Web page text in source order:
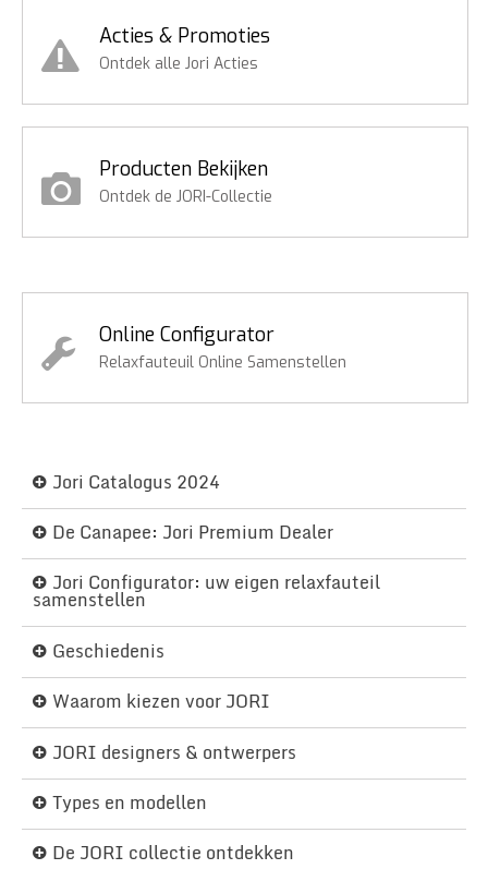
Acties & Promoties
Ontdek alle Jori Acties
Producten Bekijken
Ontdek de JORI-Collectie
Online Configurator
Relaxfauteuil Online Samenstellen
Jori Catalogus 2024
De Canapee: Jori Premium Dealer
Jori Configurator: uw eigen relaxfauteil
samenstellen
Geschiedenis
Waarom kiezen voor JORI
JORI designers & ontwerpers
Types en modellen
De JORI collectie ontdekken